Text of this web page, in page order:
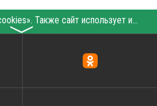
Этот сайт использует «cookies». Также сайт использует интернет-сервис для сбора технических данных касательно посетителей с целью получения маркетинговой и статистической информации. Условия обработки данных посетителей сайта см.
〉